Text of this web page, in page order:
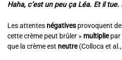
Haha, c’est un peu ça Léa. Et il
Les attentes négatives provoquent
cette crème peut brûler » multipliepar
que la crème est neutre(Colloca et